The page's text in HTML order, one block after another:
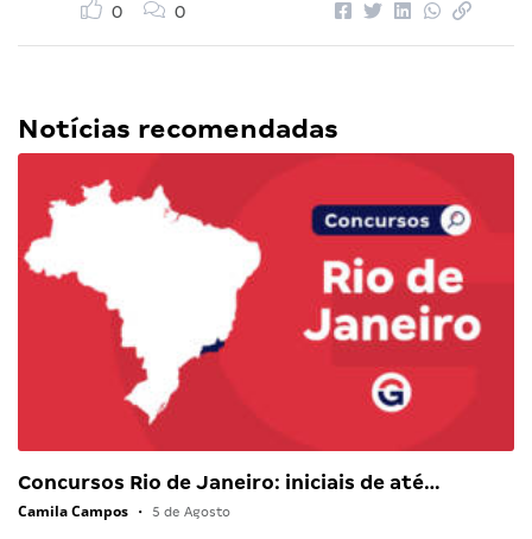
0 0
Notícias recomendadas
Concursos Rio de Janeiro: iniciais de até…
Camila Campos • 5 de Agosto